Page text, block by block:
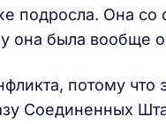
подросла. Она со
она была вообще
потому что
Соединенных